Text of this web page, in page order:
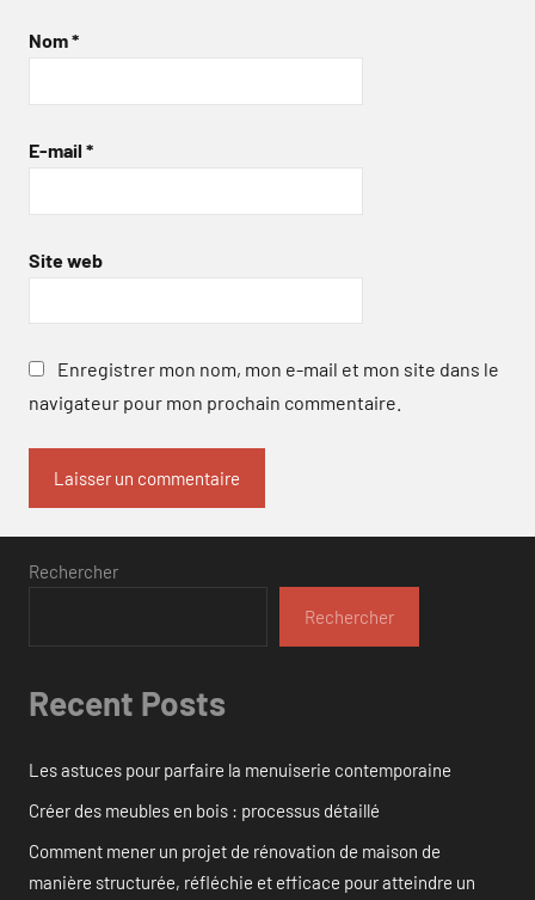
Nom*
E-mail *
Site web
Enregistrer mon nom, mon e-mail et mon site dans le
navigateur pour mon prochain commentaire.
Rechercher
Rechercher
Recent Posts
Les astuces pour parfaire la menuiserie contemporaine
Créer des meubles en bois : processus détaillé
Comment mener un projet de rénovation de maison de
manière structurée, réfléchie et efficace pour atteindre un